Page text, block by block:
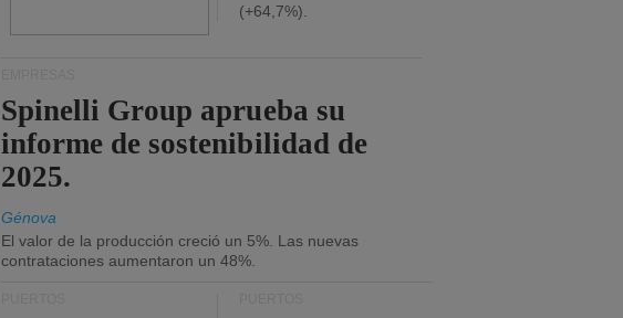
(+64,7%).
Spinelli Group aprueba su
informe de sostenibilidad de
2025.
Génova
El valor de la producción creció un 5%. Las nuevas
contrataciones aumentaron un 48%.